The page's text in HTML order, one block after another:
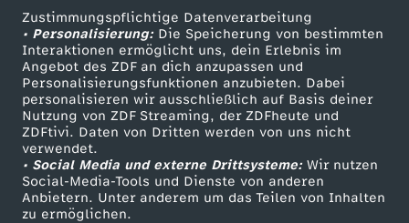
Zustimmungspflichtige Datenverarbeitung
• Personalisierung:Die Speicherung von bestimmten
Interaktionen ermöglicht uns, dein Erlebnis im
Angebot des ZDF an dich anzupassen und
Personalisierungsfunktionen anzubieten. Dabei
personalisieren wir ausschließlich auf Basis deiner
Nutzung von ZDF Streaming, der ZDFheute und
ZDFtivi. Daten von Dritten werden von uns nicht
verwendet.
• Social Media und externe Drittsysteme:Wir nutzen
Social-Media-Tools und Dienste von anderen
Anbietern. Unter anderem um das Teilen von Inhalten
zu ermöglichen.
a
n
d
r
a
Livestreams
Sendungen A-Z
TV-Programm
Zuschauerservice
Hilfe
ZDF Unternehmen
Karriere